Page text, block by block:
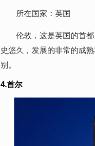
所在国家：英国
伦敦，这是英国的首都
史悠久，发展的非常的成
别。
4.首尔